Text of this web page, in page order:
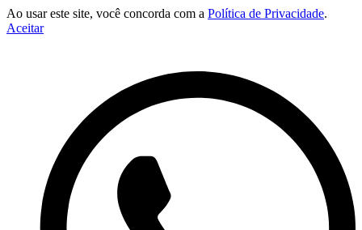
Ao usar este site, você concorda com a Política de Privacidade.
Aceitar